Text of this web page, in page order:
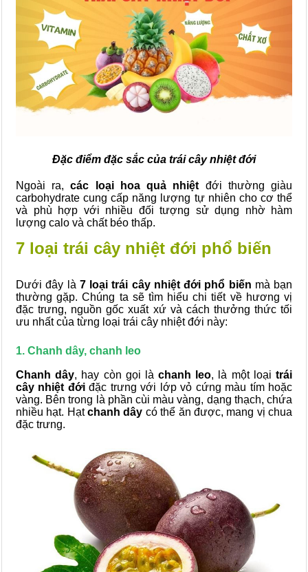
Đặc điểm đặc sắc của trái cây nhiệt đới
Ngoài ra,các loại hoa quả nhiệt đới thường giàu
carbohydrate cung cấp năng lượng tự nhiên cho cơ thể
và phù hợp với nhiều đối tượng sử dụng nhờ hàm
lượng calo và chất béo thấp.
7 loại trái cây nhiệt đới phổ biến
Dưới đây là 7 loại trái cây nhiệt đới phổ biến mà bạn
thường gặp. Chúng ta sẽ tìm hiểu chi tiết về hương vị
đặc trưng, nguồn gốc xuất xứ và cách thưởng thức tối
ưu nhất của từng loại trái cây nhiệt đới này:
1. Chanh dây, chanh leo
Chanh dây, hay còn gọi làchanh leo, là một loạitrái
cây nhiệt đớiđặc trưng với lớp vỏ cứng màu tím hoặc
vàng. Bên trong là phần cùi màu vàng, dạng thạch, chứa
nhiều hạt. Hạtchanh dây có thể ăn được, mang vị chua
đặc trưng.